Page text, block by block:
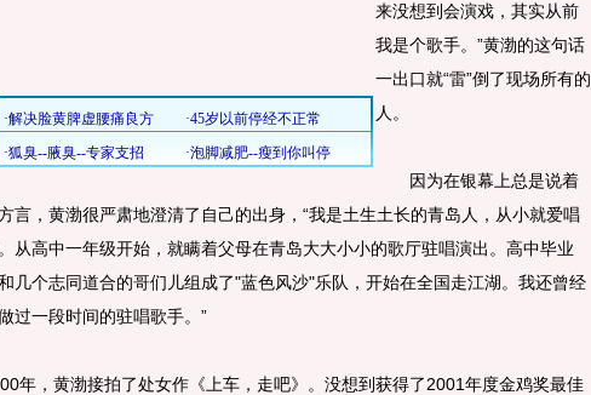
来没想到会演戏，其实从前
我是个歌手。”黄渤的这句话
一出口就“雷”倒了现场所有的
人。
因为在银幕上总是说着
言，黄渤很严肃地澄清了自己的出身，“我是土生土长的青岛人，从小就爱唱
从高中一年级开始，就瞒着父母在青岛大大小小的歌厅驻唱演出。高中毕业
几个志同道合的哥们儿组成了"蓝色风沙"乐队，开始在全国走江湖。我还曾经
过一段时间的驻唱歌手。”
，黄渤接拍了处女作《上车，走吧》。没想到获得了2001年度金鸡奖最佳